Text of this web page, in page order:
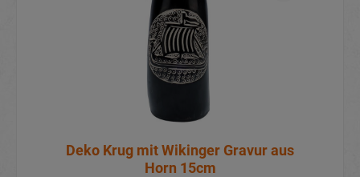
Deko Krug mit Wikinger Gravur aus
Horn 15cm